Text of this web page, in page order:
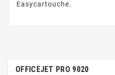
Easycartouche.
OFFICEJET PRO 9020